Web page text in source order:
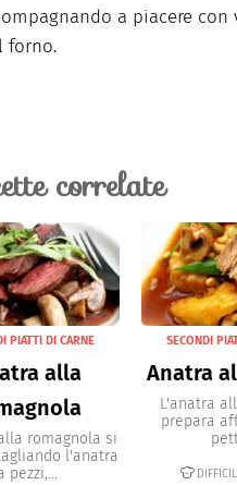
a piacere con
forno.
correlate
PIATTI DI CARNE
alla
romagnola si
l'anatra
pezzi,...
SECONDI
Anatra
L'anatra
prepara